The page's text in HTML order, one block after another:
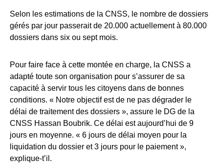
Selon les estimations de la CNSS, le nombre de dossiers
gérés par jour passerait de 20.000 actuellement à 80.000
dossiers dans six ou sept mois.
Pour faire face à cette montée en charge, la CNSS a
adapté toute son organisation pour s’assurer de sa
capacité à servir tous les citoyens dans de bonnes
conditions. « Notre objectif est de ne pas dégrader le
délai de traitement des dossiers », assure le DG de la
CNSS Hassan Boubrik. Ce délai est aujourd’hui de 9
jours en moyenne. « 6 jours de délai moyen pour la
liquidation du dossier et 3 jours pour le paiement »,
explique-t’il.